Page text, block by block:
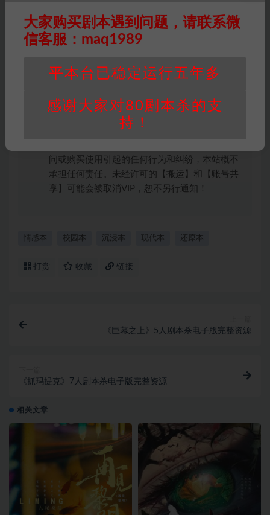
权均属于机关版权或权利人。如有侵权，请发邮
件通知并提供相关证实资料至邮箱
会在三天内下架相关剧本攻略。
身价值，本站积分为本站收取的赞助费，用于本
站整理资料的时间成本及网站运营所需支出费
问或购买使用引起的任何行为和纠纷，本站概不
承担任何责任。未经许可的【搬运】和【账号共
享】可能会被取消VIP，恕不另行通知！
情感本 校园本 沉浸本 现代本 还原本
打赏 收藏 链接
《巨幕之上》5人剧本杀电子版完整资源
《抓玛提克》7人剧本杀电子版完整资源
相关文章
大家购买剧本遇到问题，请联系微
信客服：maq1989
平本台已稳定运行五年多
感谢大家对80剧本杀的支
持！